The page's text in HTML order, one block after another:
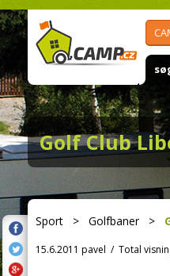
Golf Club
Sport > Golfbaner>
15.6.2011 pavel / Total